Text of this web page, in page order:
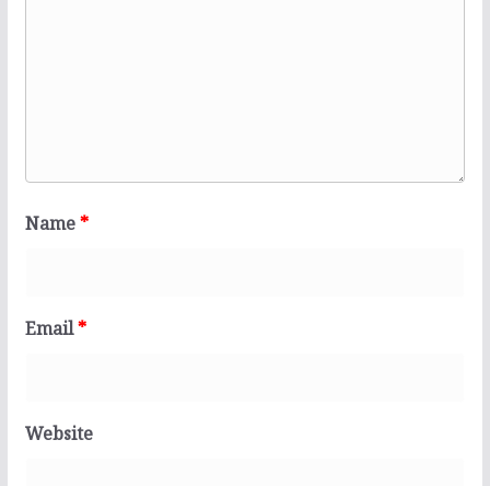
Name*
Email*
Website